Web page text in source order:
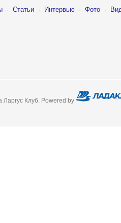
· Статьи · Интервью · Фото ·
Клуб. Powered by